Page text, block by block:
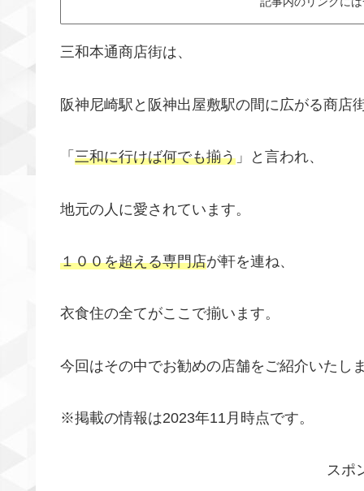
三和本通商店街は、
阪神尼崎駅と阪神出屋敷駅の間に広がる商店街
「 三和に行けば何でも揃う 」と言われ、
地元の人に愛されています。
１００を超える専門店が軒を連ね、
衣食住の全てがここで揃います。
今回はその中でお勧めの店舗をご紹介いたしま
※掲載の情報は2023年11月時点です。
スポ